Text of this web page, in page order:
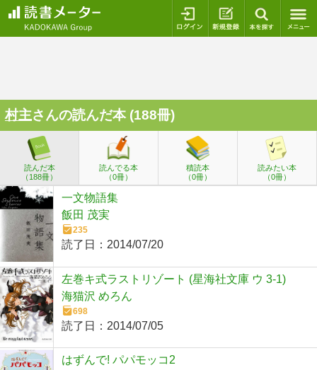
ログイン 新規登録
村主さんの読んだ本 (188冊)
読んだ本
（188冊）
読んでる本
（0冊）
積読本
（0冊）
読みたい本
（0冊）
一文物語集
飯田 茂実
235
読了日： 2014/07/20
左巻キ式ラストリゾート (星海社文庫 ウ 3-1)
海猫沢 めろん
698
読了日： 2014/07/05
はずんで! パパモッコ2